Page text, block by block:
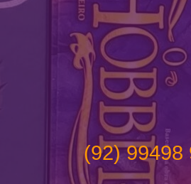
(92) 99498